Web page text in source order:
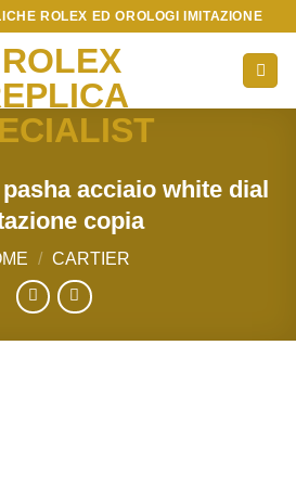
ROLEX ED OROLOGI IMITAZIONE
acciaio white dial
copia
/ CARTIER